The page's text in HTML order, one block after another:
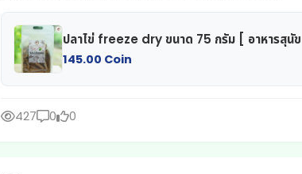
ปลาไข่ freeze dry ขนาด 75 กรัม [ อาหารสุนัข
145.00 Coin
427 0 0